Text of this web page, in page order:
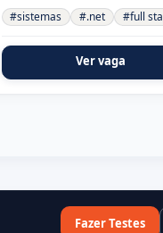
#sistemas
#.net #full
Ver vaga
Fazer Testes